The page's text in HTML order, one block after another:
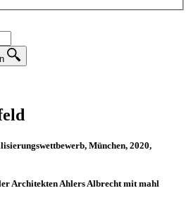
München, 2020,
Architekten Ahlers Albrecht mit mahl